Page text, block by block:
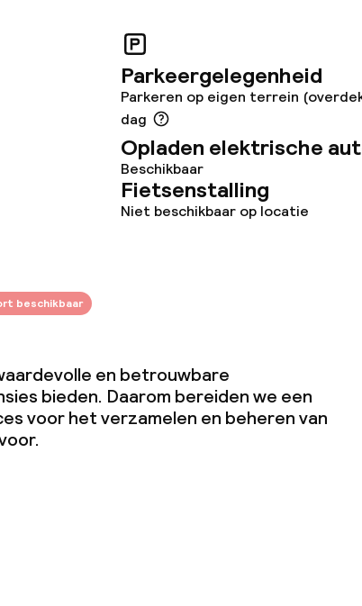
Parkeergelegenheid
Parkeren op eigen terrein
dag
Opladen elektrische
Beschikbaar
Fietsenstalling
Niet beschikbaar op locatie
beschikbaar
en betrouwbare
bieden. Daarom bereiden we een
voor het verzamelen en beheren van